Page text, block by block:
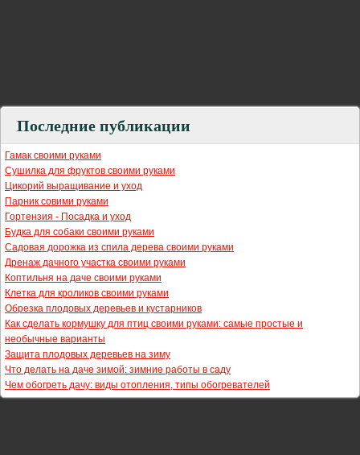
Последние публикации
Гамак своими руками
Сушилка для фруктов своими руками
Цикорий выращивание и уход
Парник совими руками
Гортензия - Посадка и уход
Будка для собаки своими руками
Садовая дорожка из спила дерева своими руками
Дренаж дачного участка своими руками
Коптильня на даче своими руками
Клетка для кроликов своими руками
Обрезка плодовых деревьев и кустарников
Как сделать кормушку для птиц своими руками: самые простые и
необычные варианты
Защита плодовых деревьев на зиму
Что делать на даче зимой: зимние работы в саду
Чем обогреть дачу: виды отопления, типы обогревателей